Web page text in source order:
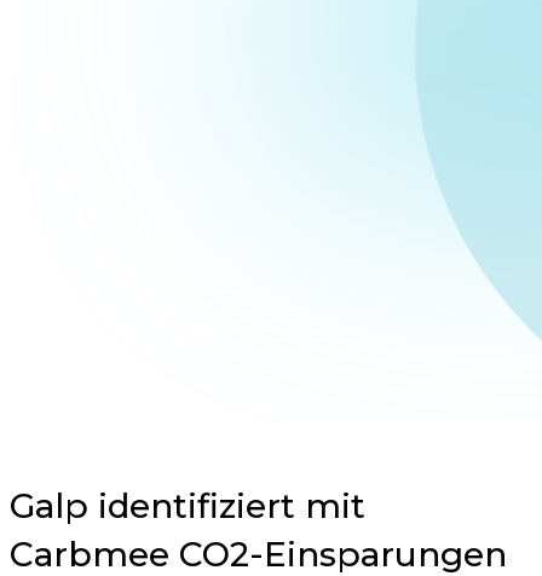
Galp identifiziert mit
Carbmee CO2-Einsparungen